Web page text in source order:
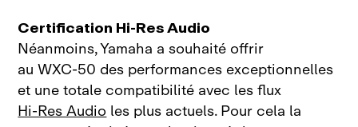
Certification Hi-Res Audio
Néanmoins, Yamaha a souhaité offrir
au WXC‑50 des performances exceptionnelles
et une totale compatibilité avec les flux
Hi‑Res Audioles plus actuels. Pour cela la